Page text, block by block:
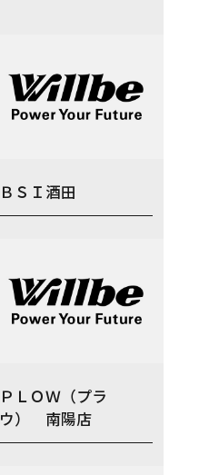
ＢＳＩ酒田
ＰＬＯＷ（プラ
ウ） 南陽店